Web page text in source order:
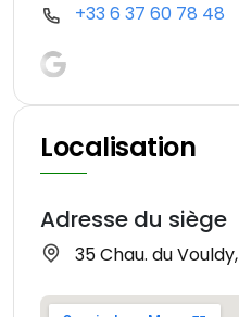
+33 6 37 60 78 48
Localisation
Adresse du siège
35 Chau. du